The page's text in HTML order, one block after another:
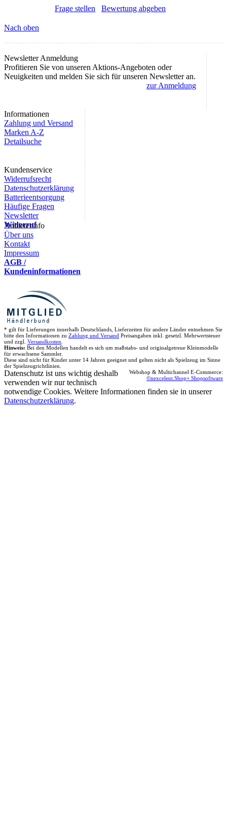
Frage stellen Bewertung abgeben
Nach oben
Newsletter Anmeldung
Profitieren Sie von unseren Aktions-Angeboten oder
Neuigkeiten und melden Sie sich für unseren Newsletter an.
zur Anmeldung
Informationen
Zahlung und Versand
Marken A-Z
Detailsuche
Kundenservice
Widerrufsrecht
Datenschutzerklärung
Batterieentsorgung
Häufige Fragen
Newsletter
Widerruf
Anbieterinfo
Über uns
Kontakt
Impressum
AGB /
Kundeninformationen
* gilt für Lieferungen innerhalb Deutschlands, Lieferzeiten für andere Länder entnehmen Sie
bitte den Informationen zu Zahlung und Versand Preisangaben inkl. gesetzl. Mehrwertsteuer
und zzgl. Versandkosten
Hinweis: Bei den Modellen handelt es sich um maßstabs- und originalgetreue Kleinmodelle
für erwachsene Sammler.
Diese sind nicht für Kinder unter 14 Jahren geeignet und gelten nicht als Spielzeug im Sinne
der Spielzeugrichtlinien.
Webshop & Multichannel E-Commerce:
©nexcelent.Shop+ Shopsoftware
Datenschutz ist uns wichtig deshalb
verwenden wir nur technisch
notwendige Cookies. Weitere Informationen finden sie in unserer
Datenschutzerklärung.